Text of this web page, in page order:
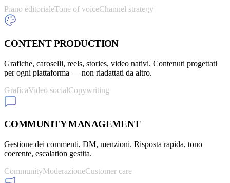
Piano editorialeTone of voiceChannel strategy
CONTENT PRODUCTION
Grafiche, caroselli, reels, stories, video nativi. Contenuti progettati
per ogni piattaforma — non riadattati da altro.
GraficaVideo socialCopywriting
COMMUNITY MANAGEMENT
Gestione dei commenti, DM, menzioni. Risposta rapida, tono
coerente, escalation gestita.
CommunityModerazioneCustomer care